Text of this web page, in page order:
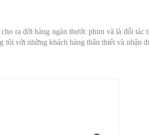
ra đời hàng ngàn thước phim và là đối tác
tôi với những khách hàng thân thiết và nhận